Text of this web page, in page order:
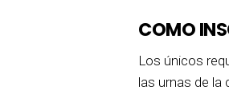
COMO
Los únicos
las urnas de la